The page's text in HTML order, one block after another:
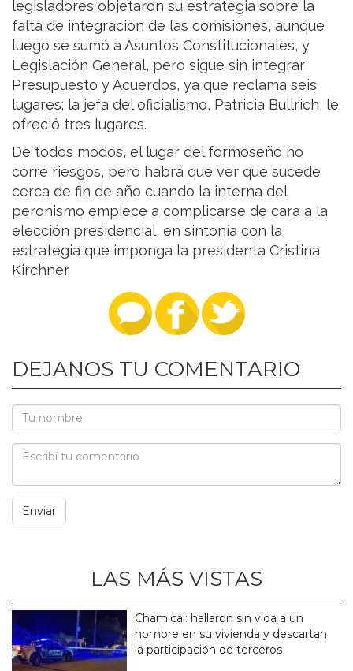
legisladores objetaron su estrategia sobre la
falta de integración de las comisiones, aunque
luego se sumó a Asuntos Constitucionales, y
Legislación General, pero sigue sin integrar
Presupuesto y Acuerdos, ya que reclama seis
lugares; la jefa del oficialismo, Patricia Bullrich, le
ofreció tres lugares.
De todos modos, el lugar del formoseño no
corre riesgos, pero habrá que ver que sucede
cerca de fin de año cuando la interna del
peronismo empiece a complicarse de cara a la
elección presidencial, en sintonía con la
estrategia que imponga la presidenta Cristina
Kirchner.
DEJANOS TU COMENTARIO
LAS MÁS VISTAS
Chamical: hallaron sin vida a un
hombre en su vivienda y descartan
la participación de terceros